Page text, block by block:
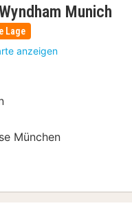
Munich
Lage
anzeigen
München